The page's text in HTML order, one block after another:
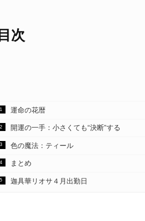
目次
運命の花暦
開運の一手：小さくても“決断”する
色の魔法：ティール
まとめ
迦具華リオサ４月出勤日